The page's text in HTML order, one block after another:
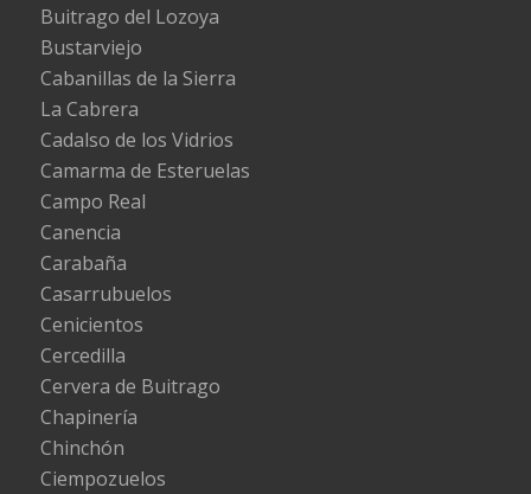
Buitrago del Lozoya
Bustarviejo
Cabanillas de la Sierra
La Cabrera
Cadalso de los Vidrios
Camarma de Esteruelas
Campo Real
Canencia
Carabaña
Casarrubuelos
Cenicientos
Cercedilla
Cervera de Buitrago
Chapinería
Chinchón
Ciempozuelos